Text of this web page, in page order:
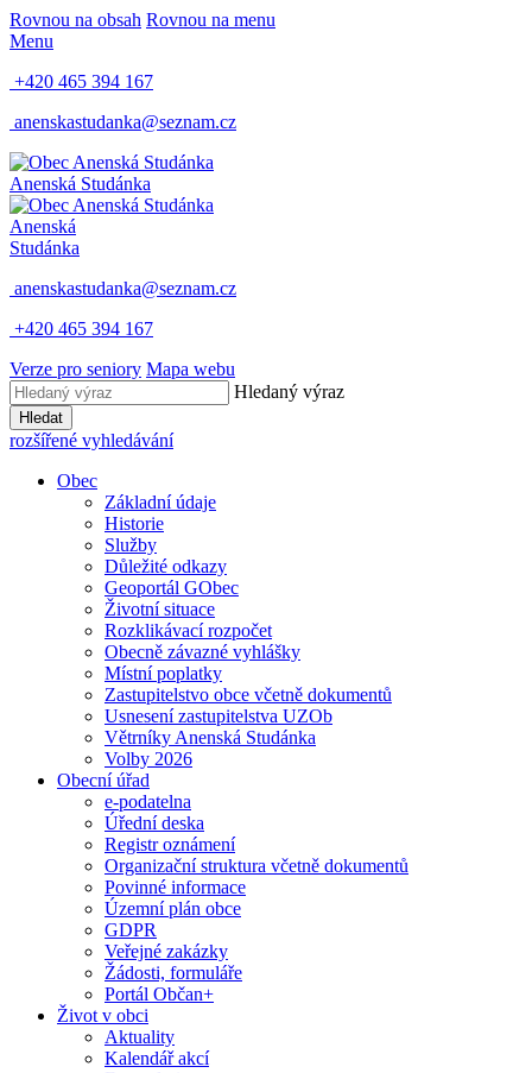
Rovnou na obsah Rovnou na menu
Menu
+420 465 394 167
anenskastudanka@seznam.cz
Anenská Studánka
Anenská
Studánka
anenskastudanka@seznam.cz
+420 465 394 167
Verze pro seniory Mapa webu
Hledaný výraz
Hledat
rozšířené vyhledávání
Obec
Základní údaje
Historie
Služby
Důležité odkazy
Geoportál GObec
Životní situace
Rozklikávací rozpočet
Obecně závazné vyhlášky
Místní poplatky
Zastupitelstvo obce včetně dokumentů
Usnesení zastupitelstva UZOb
Větrníky Anenská Studánka
Volby 2026
Obecní úřad
e-podatelna
Úřední deska
Registr oznámení
Organizační struktura včetně dokumentů
Povinné informace
Územní plán obce
GDPR
Veřejné zakázky
Žádosti, formuláře
Portál Občan+
Život v obci
Aktuality
Kalendář akcí